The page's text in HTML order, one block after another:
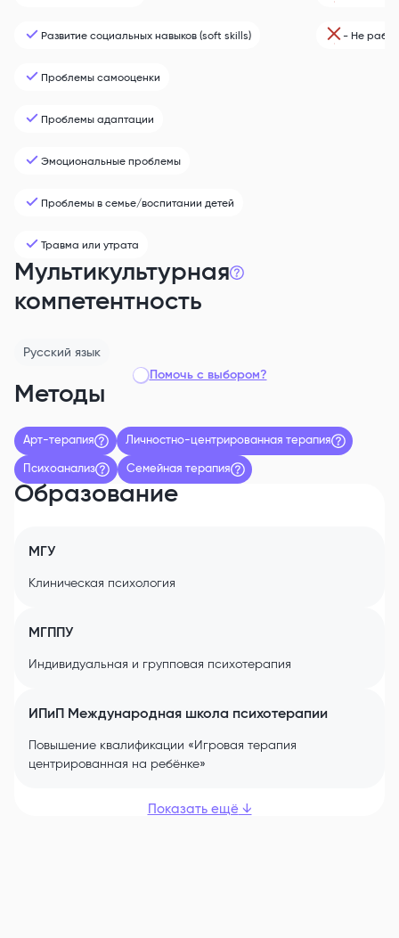
Развитие социальных навыков (soft skills)
Проблемы самооценки
Проблемы адаптации
Эмоциональные проблемы
Проблемы в семье/воспитании детей
Травма или утрата
- Не
Мультикультурная
компетентность
Русский язык
Помочь с выбором?
Методы
Арт-терапия Личностно-центрированная терапия
Психоанализ Семейная терапия
Образование
МГУ
Клиническая психология
МГППУ
Индивидуальная и групповая психотерапия
ИПиП Международная школа психотерапии
Повышение квалификации «Игровая терапия
центрированная на ребёнке»
Показать ещё↓